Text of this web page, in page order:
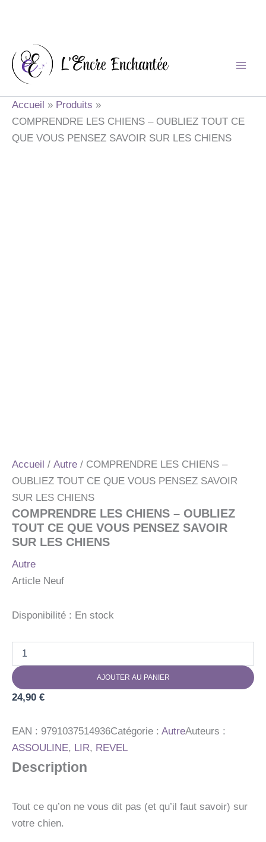
contenu
Accueil
Produits
COMPRENDRE LES CHIENS – OUBLIEZ TOUT CE
QUE VOUS PENSEZ SAVOIR SUR LES CHIENS
Accueil / Autre / COMPRENDRE LES CHIENS –
OUBLIEZ TOUT CE QUE VOUS PENSEZ SAVOIR
SUR LES CHIENS
COMPRENDRE LES CHIENS – OUBLIEZ
TOUT CE QUE VOUS PENSEZ SAVOIR
SUR LES CHIENS
Autre
Article Neuf
Disponibilité : En stock
COMPRENDRE
LES
CHIENS
TOUT
CE
QUE
VOUS
SUR
LES
CHIENS
AJOUTER AU PANIER
24,90 €
EAN : 9791037514936Catégorie : AutreAuteurs :
ASSOULINE, LIR, REVEL
Description
Tout ce qu’on ne vous dit pas (et qu’il faut savoir) sur
votre chien.